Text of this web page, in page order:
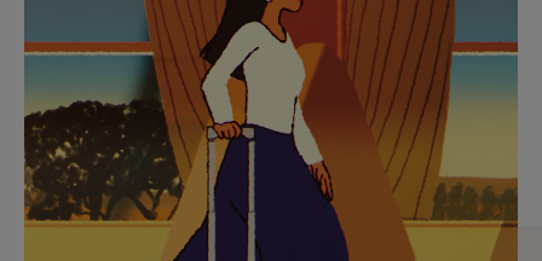
NÃO
ESTÁ
PAUSADO,
PRESSIONE
PARA
PAUSÁ-
ESTÁ
SEM
SOM.
POR
FAVOR,
CLIQUE
SELEÇÃO DE PRESENTES CUIDADOSAMENTE
SELECIONADA
Encontre a companheira
perfeita para cada viagem